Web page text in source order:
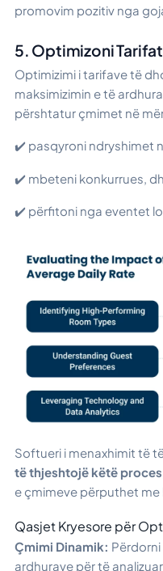
promovim pozitiv nga
5. Optimizoni
Optimizimi i tarifave të
maksimizimin e të
përshtatur çmimet në
✔️ pasqyroni ndryshimet
✔️ mbeteni konkurrues,
✔️ përfitoni nga eventet
Softueri i menaxhimit të
të thjeshtojë këtë proces
e çmimeve përputhet
Qasjet Kryesore për
Çmimi Dinamik:
ardhurave për të